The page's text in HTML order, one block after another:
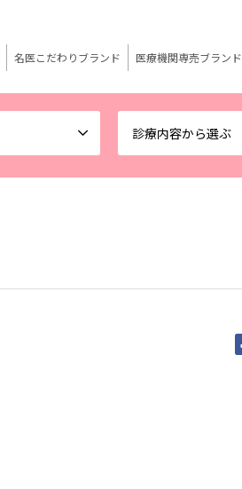
診療内容から選ぶ
名医こだわりブランド 医療機関専売ブランド